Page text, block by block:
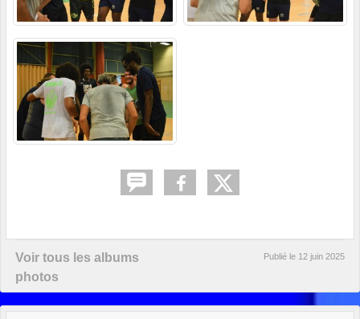
Voir tous les albums
photos
Publié le 12 juin 2025